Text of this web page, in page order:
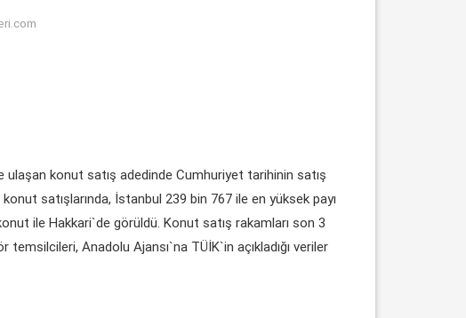
ulaşan konut satış adedinde Cumhuriyet tarihinin satış
satışlarında, İstanbul 239 bin 767 ile en yüksek payı
ile Hakkari`de görüldü. Konut satış rakamları son 3
Anadolu Ajansı`na TÜİK`in açıkladığı veriler